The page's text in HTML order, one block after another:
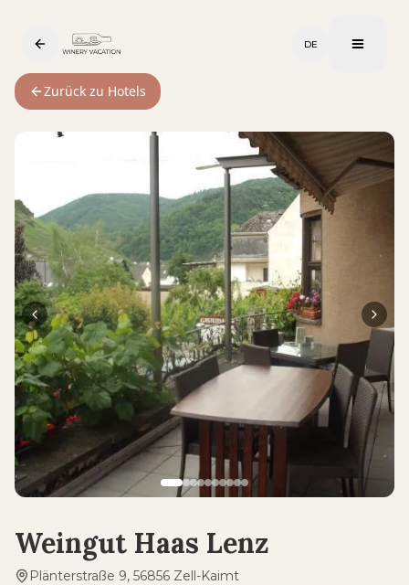
DE
Zurück zu Hotels
Weingut Haas Lenz
Plänterstraße 9, 56856 Zell-Kaimt